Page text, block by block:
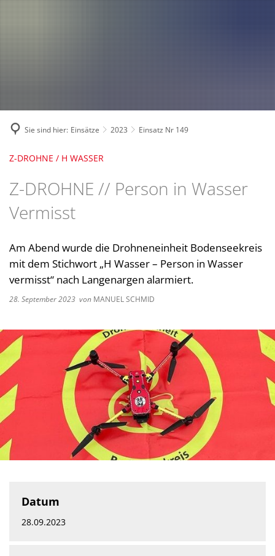
2024
2023
2022
2021
Fachgebiete und
Mannschaft
Jugend
Spielmannszug
Mitglied werden
A
A
A
Sie sind hier: Einsätze 2023 Einsatz Nr 149
Z-DROHNE / H WASSER
Z-DROHNE // Person in Wasser
Vermisst
Am Abend wurde die Drohneneinheit Bodenseekreis
mit dem Stichwort „H Wasser – Person in Wasser
vermisst“ nach Langenargen alarmiert.
28. September 2023 von MANUEL SCHMID
Datum
28.09.2023